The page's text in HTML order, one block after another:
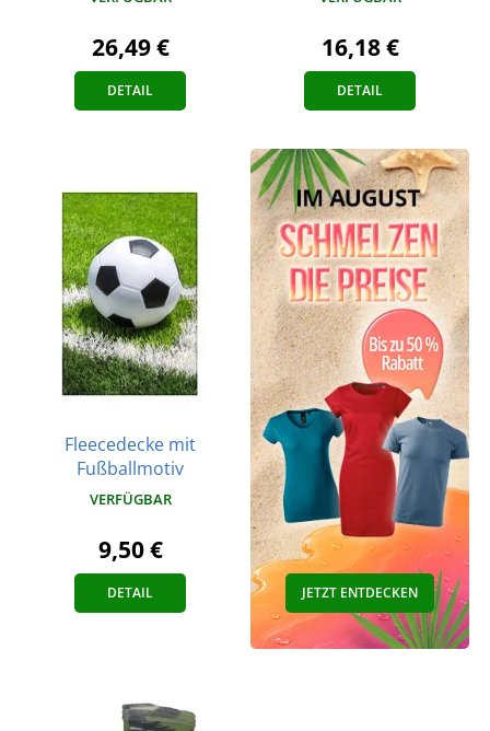
26,49 €
DETAIL
16,18 €
DETAIL
Fleecedecke mit
Fußballmotiv
VERFÜGBAR
9,50 €
DETAIL JETZT ENTDECKEN